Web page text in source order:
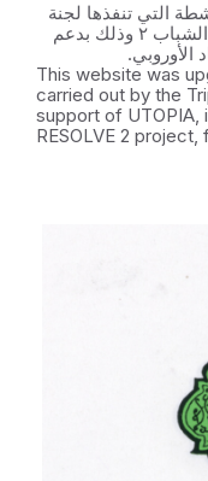
التي تنفذها لجنة
شباب طرابلس ضمن مشروع عزم الشباب ٢ وذلك بدعم
الأوروبي.
This website was
carried out by the
support of UTOPIA,
RESOLVE 2